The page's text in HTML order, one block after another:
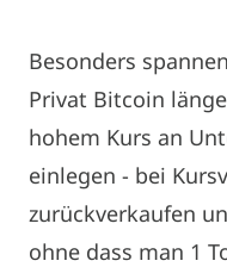
Besonders
Privat Bitcoin
hohem Kurs an
einlegen - bei
zurückverkaufen
ohne dass man 1